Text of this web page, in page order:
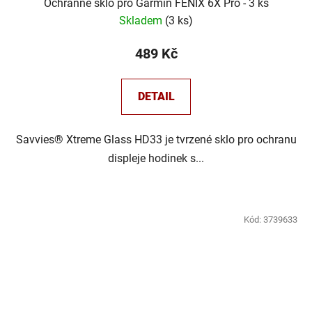
Ochranné sklo pro Garmin FENIX 6X Pro - 3 ks
Skladem (3 ks)
489 Kč
DETAIL
Savvies® Xtreme Glass HD33 je tvrzené sklo pro ochranu
displeje hodinek s...
Kód: 3739633